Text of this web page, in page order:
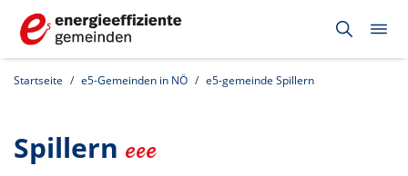
Startseite e5-Gemeinden in NÖ e5-gemeinde Spillern
Spillern